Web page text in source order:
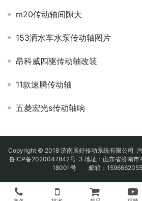
m20传动轴间隙大
153洒水车水泵传动轴图片
昂科威四驱传动轴改装
11款速腾传动轴
五菱宏光s传动轴响
Copyright © 2018 济南展好传动系统有限公司
鲁ICP备2020047842号-3 地址：山东省济南市
18001号 邮箱：